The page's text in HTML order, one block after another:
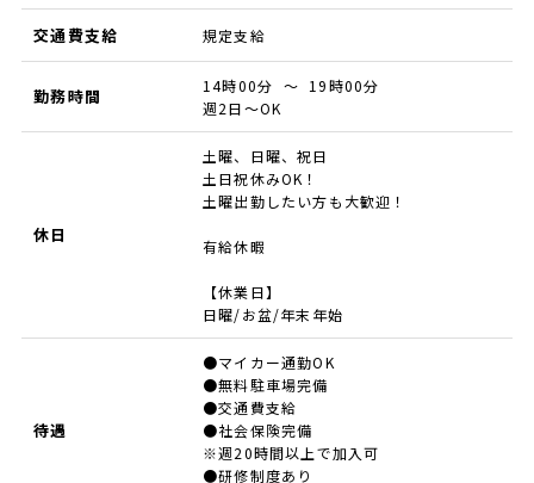
交通費支給 規定支給
勤務時間
14時00分 ～ 19時00分
週2日～OK
休日
土曜、日曜、祝日
土日祝休みOK！
土曜出勤したい方も大歓迎！
有給休暇
【休業日】
日曜/お盆/年末年始
待遇
●マイカー通勤OK
●無料駐車場完備
●交通費支給
●社会保険完備
※週20時間以上で加入可
●研修制度あり